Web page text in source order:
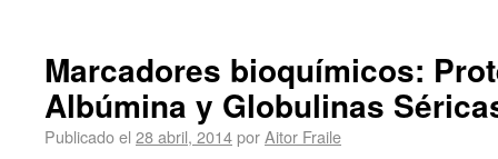
Marcadores bioquímicos:
Albúmina y Globulinas
Publicado el 28 abril, 2014porAitor Fraile